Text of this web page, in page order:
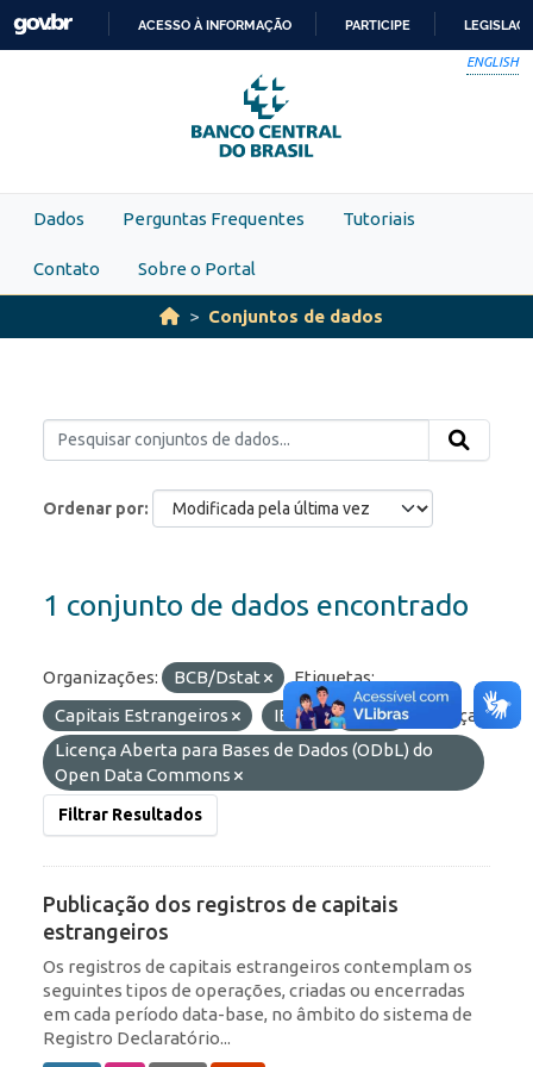
Skip to main content
PARA
O
CONTEÚDO
ACESSO À INFORMAÇÃO PARTICIPE
ENGLISH
Dados Perguntas Frequentes Tutoriais
Contato Sobre o Portal
Conjuntos de dados
Ordenar por
1 conjunto de dados encontrado
Organizações: BCB/Dstat
Etiquetas:
Capitais Estrangeiros
IED ROF
Licenças:
Licença Aberta para Bases de Dados (ODbL) do
Open Data Commons
Filtrar Resultados
Publicação dos registros de capitais
estrangeiros
Os registros de capitais estrangeiros contemplam os
seguintes tipos de operações, criadas ou encerradas
em cada período data-base, no âmbito do sistema de
Registro Declaratório...